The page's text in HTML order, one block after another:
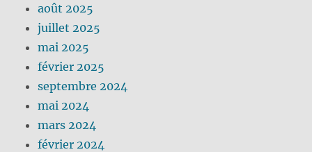
août 2025
juillet 2025
mai 2025
février 2025
septembre 2024
mai 2024
mars 2024
février 2024